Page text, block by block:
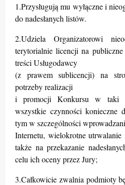
1.Przysługują mu wyłączne i
do nadesłanych listów.
2.Udziela Organizatorowi
terytorialnie licencji na publiczne
treści Usługodawcy
(z prawem sublicencji) na
potrzeby realizacji
i promocji Konkursu w taki
wszystkie czynności konieczne
tym w szczególności
Internetu, wielokrotne
także na przekazanie
celu ich oceny przez Jury;
3.Całkowicie zwalnia podmioty